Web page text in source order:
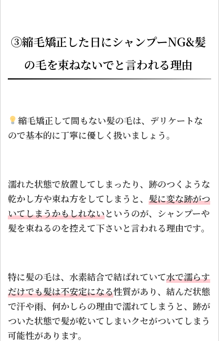
③縮毛矯正した日にシャンプーNG&髪
の毛を束ねないでと言われる理由
縮毛矯正して間もない髪の毛は、デリケートな
ので基本的に丁寧に優しく扱いましょう。
濡れた状態で放置してしまったり、跡のつくような
乾かし方や束ね方をしてしまうと、 髪に変な跡がつ
いてしまうかもしれないというのが、シャンプーや
髪を束ねるのを控えて下さいと言われる理由です。
特に髪の毛は、 水素結合で結ばれていて水で濡らす
だけでも髪は不安定になる性質があり、結んだ状態
で汗や雨、何かしらの理由で濡れてしまうと、跡が
ついた状態で髪が乾いてしまいクセがついてしまう
可能性があります。